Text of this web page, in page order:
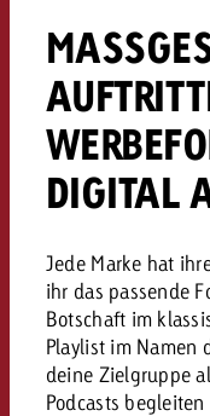
DIGITAL
Jede Marke hat
ihr das passende
Botschaft im
Playlist im Namen
deine Zielgruppe
Podcasts